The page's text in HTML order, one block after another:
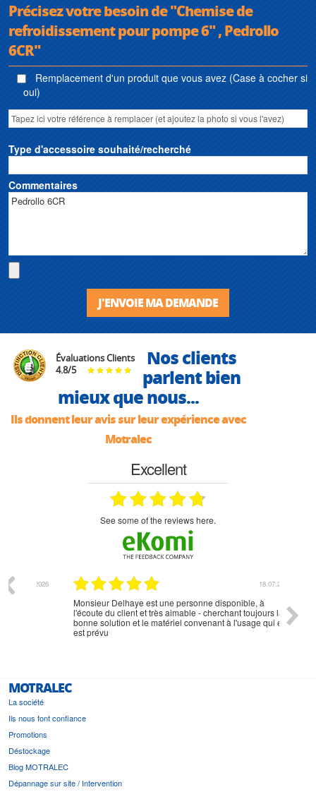
Précisez votre besoin de "Chemise de
refroidissement pour pompe 6" , Pedrollo
6CR"
Remplacement d'un produit que vous avez (Case à cocher si
oui)
Type d'accessoire souhaité/recherché
Commentaires
J'ENVOIE MA DEMANDE
Évaluations Clients
4.8/5
Nos clients
parlent bien
mieux que nous...
Ils donnent leur avis sur leur expérience avec
Motralec
Excellent
see some of the reviews here.
18.07.2026
Monsieur Delhaye est une personne disponible, à
l'écoute du client et très aimable - cherchant toujours la
bonne solution et le matériel convenant à l'usage qui en
est prévu
MOTRALEC
La société
Ils nous font confiance
Promotions
Déstockage
Blog MOTRALEC
Dépannage sur site / Intervention